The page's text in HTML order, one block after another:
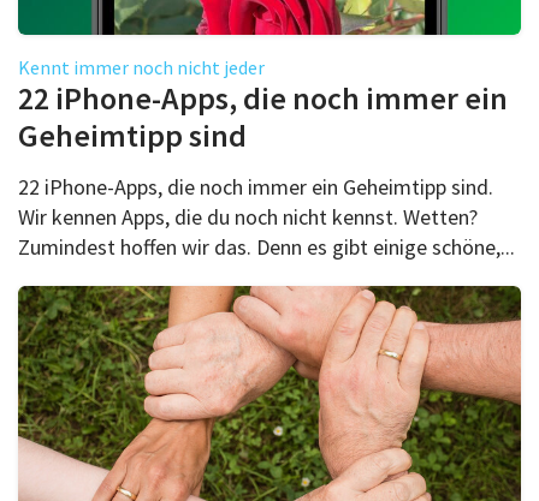
Kennt immer noch nicht jeder
22 iPhone-Apps, die noch immer ein
Geheimtipp sind
22 iPhone-Apps, die noch immer ein Geheimtipp sind.
Wir kennen Apps, die du noch nicht kennst. Wetten?
Zumindest hoffen wir das. Denn es gibt einige schöne,...